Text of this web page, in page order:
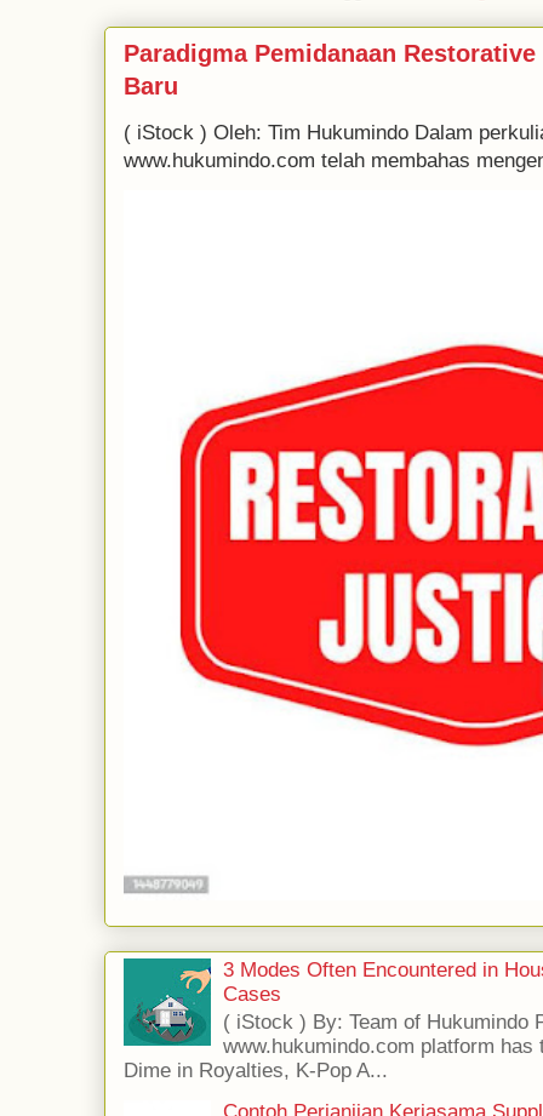
Paradigma Pemidanaan
Baru
( iStock ) Oleh: Tim Hukumindo Dalam
www.hukumindo.com telah membahas
3 Modes Often Encountered in
Cases
( iStock ) By: Team of Hukumindo
www.hukumindo.com platform
Dime in Royalties, K-Pop A...